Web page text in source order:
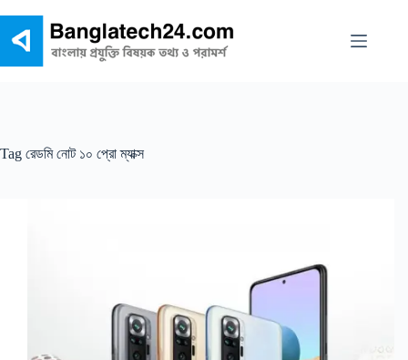
content
Tag রেডমি নোট ১০ প্রো ম্যাক্স